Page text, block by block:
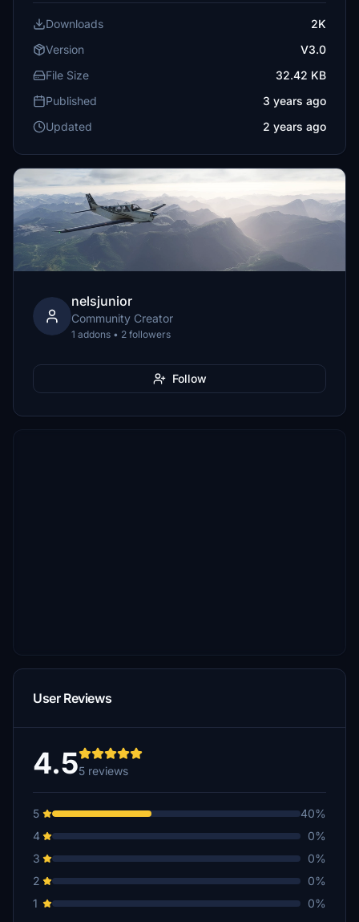
Downloads
2K
Version
V3.0
File Size
32.42 KB
Published
3 years ago
Updated
2 years ago
nelsjunior
Community Creator
1 addons • 2 followers
Follow
User Reviews
4.55 reviews
5
40%
4
0%
3
0%
2
0%
1
0%